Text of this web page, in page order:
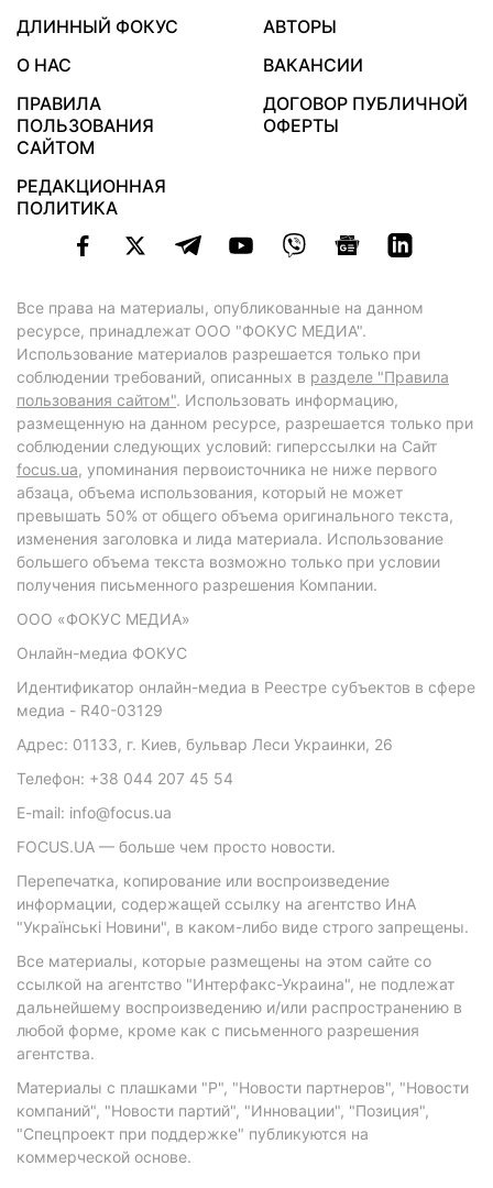
ДЛИННЫЙ ФОКУС
АВТОРЫ
О НАС
ВАКАНСИИ
ПРАВИЛА
ПОЛЬЗОВАНИЯ
САЙТОМ
ДОГОВОР ПУБЛИЧНОЙ
ОФЕРТЫ
РЕДАКЦИОННАЯ
ПОЛИТИКА
Все права на материалы, опубликованные на данном
ресурсе, принадлежат ООО "ФОКУС МЕДИА".
Использование материалов разрешается только при
соблюдении требований, описанных в разделе "Правила
пользования сайтом". Использовать информацию,
размещенную на данном ресурсе, разрешается только при
соблюдении следующих условий: гиперссылки на Сайт
focus.ua, упоминания первоисточника не ниже первого
абзаца, объема использования, который не может
превышать 50% от общего объема оригинального текста,
изменения заголовка и лида материала. Использование
большего объема текста возможно только при условии
получения письменного разрешения Компании.
ООО «ФОКУС МЕДИА»
Онлайн-медиа ФОКУС
Идентификатор онлайн-медиа в Реестре субъектов в сфере
медиа - R40-03129
Адрес: 01133, г. Киев, бульвар Леси Украинки, 26
Телефон: +38 044 207 45 54
E-mail: info@focus.ua
FOCUS.UA — больше чем просто новости.
Перепечатка, копирование или воспроизведение
информации, содержащей ссылку на агентство ИнА
"Українські Новини", в каком-либо виде строго запрещены.
Все материалы, которые размещены на этом сайте со
ссылкой на агентство "Интерфакс-Украина", не подлежат
дальнейшему воспроизведению и/или распространению в
любой форме, кроме как с письменного разрешения
агентства.
Материалы с плашками "Р", "Новости партнеров", "Новости
компаний", "Новости партий", "Инновации", "Позиция",
"Спецпроект при поддержке" публикуются на
коммерческой основе.